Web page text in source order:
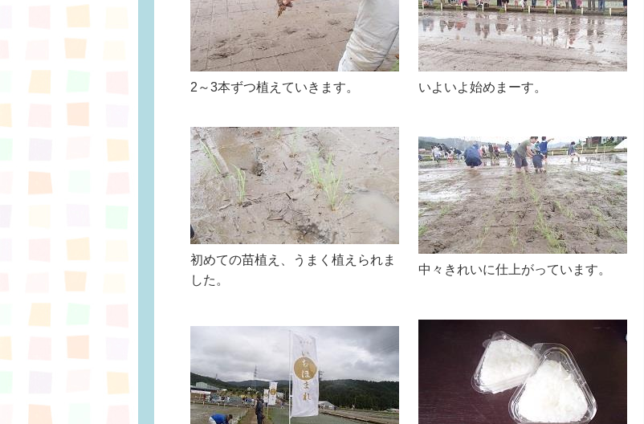
2～3本ずつ植えていきます。 いよいよ始めまーす。
初めての苗植え、うまく植えられま
した。
中々きれいに仕上がっています。